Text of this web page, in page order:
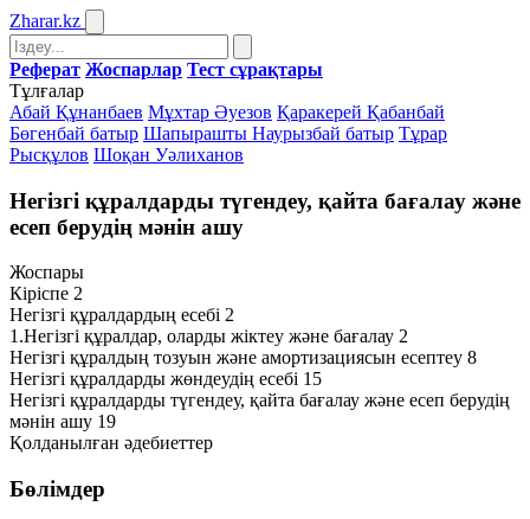
Zharar.kz
Реферат Жоспарлар Тест сұрақтары
Тұлғалар
Абай Құнанбаев Мұхтар Әуезов Қаракерей Қабанбай
Бөгенбай батыр Шапырашты Наурызбай батыр Тұрар
Рысқұлов Шоқан Уәлиханов
Негізгі құралдарды түгендеу, қайта бағалау және
есеп берудің мәнін ашу
Жоспары
Кіріспе 2
Негізгі құралдардың есебі 2
1.Негізгі құралдар, оларды жіктеу және бағалау 2
Негізгі құралдың тозуын және амортизациясын есептеу 8
Негізгі құралдарды жөндеудің есебі 15
Негізгі құралдарды түгендеу, қайта бағалау және есеп берудің
мәнін ашу 19
Қолданылған әдебиеттер
Бөлімдер